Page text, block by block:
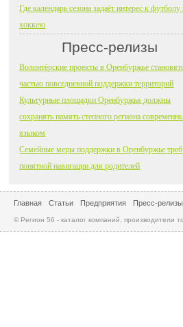
Где календарь сезона задаёт интерес к футболу
хоккею
Пресс-релизы
Волонтёрские проекты в Оренбуржье
частью повседневной поддержки территорий
Культурные площадки Оренбуржья должны
сохранять память степного региона
языком
Семейные меры поддержки в Оренбуржье
понятной навигации для родителей
Главная Статьи Предприятия Пресс-релизы
© Регион 56 - каталог компаний, производители